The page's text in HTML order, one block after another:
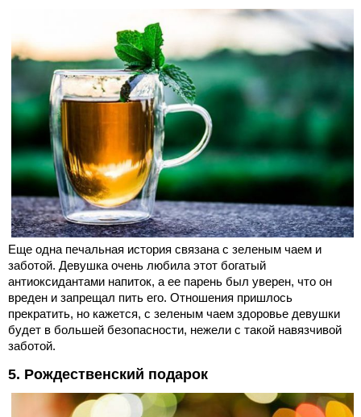
Еще одна печальная история связана с зеленым чаем и
заботой. Девушка очень любила этот богатый
антиоксидантами напиток, а ее парень был уверен, что он
вреден и запрещал пить его. Отношения пришлось
прекратить, но кажется, с зеленым чаем здоровье девушки
будет в большей безопасности, нежели с такой навязчивой
заботой.
5. Рождественский подарок